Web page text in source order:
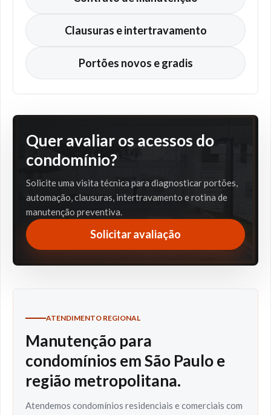
Clausuras e intertravamento
Portões novos e gradis
Quer avaliar os acessos do
condomínio?
Solicite uma visita técnica para diagnosticar portões,
automação, clausuras, intertravamento e rotina de
manutenção preventiva.
Solicitar avaliação
ATENDIMENTO REGIONAL
Manutenção para
condomínios em São Paulo e
região metropolitana.
Atendemos condomínios residenciais e comerciais com